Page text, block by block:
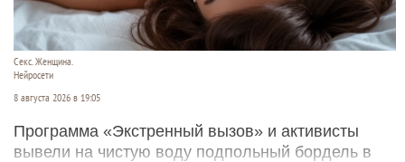
Секс. Женщина.
Нейросети
8 августа 2026 в 19:05
Программа «Экстренный вызов» и активисты
вывели на чистую воду подпольный бордель в